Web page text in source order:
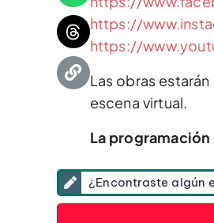
https://
https://
Las obras
escena virtual.
La
¿Encontraste algún